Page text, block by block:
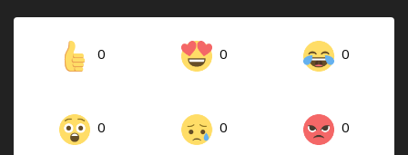
0 0 0
0 0 0